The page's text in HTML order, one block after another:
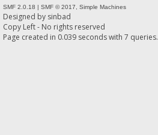
SMF 2.0.18 SMF © 2017, Simple Machines
Designed by sinbad
Copy Left - No rights reserved
Page created in 0.039 seconds with 7 queries.